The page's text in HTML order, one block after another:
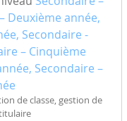
Deuxième année,
Secondaire -
– Cinquième
Secondaire –
de classe, gestion de